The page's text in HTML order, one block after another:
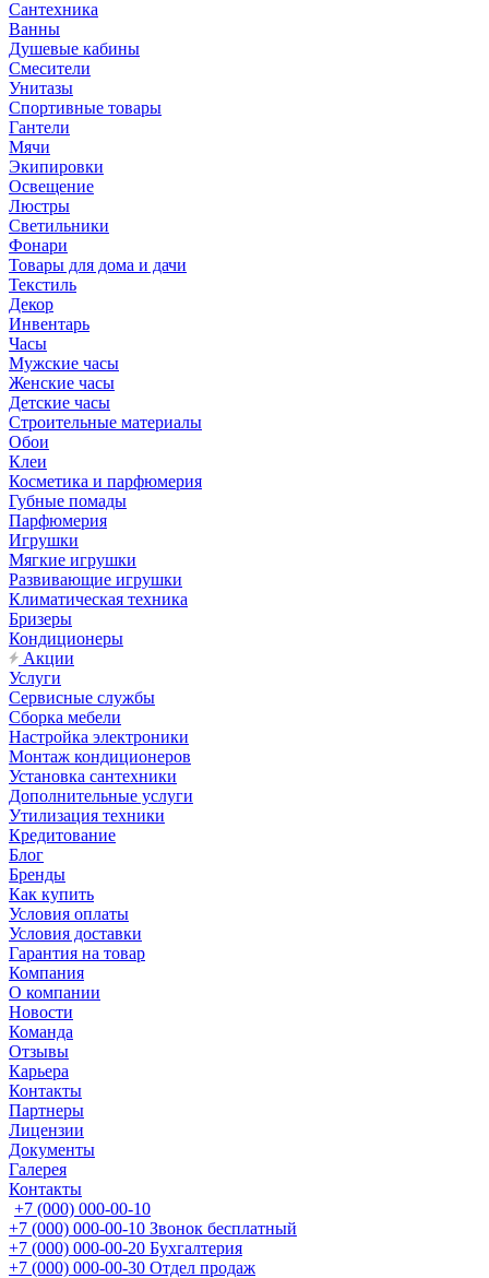
Сантехника
Ванны
Душевые кабины
Смесители
Унитазы
Спортивные товары
Гантели
Мячи
Экипировки
Освещение
Люстры
Светильники
Фонари
Товары для дома и дачи
Текстиль
Декор
Инвентарь
Часы
Мужские часы
Женские часы
Детские часы
Строительные материалы
Обои
Клеи
Косметика и парфюмерия
Губные помады
Парфюмерия
Игрушки
Мягкие игрушки
Развивающие игрушки
Климатическая техника
Бризеры
Кондиционеры
Акции
Услуги
Сервисные службы
Сборка мебели
Настройка электроники
Монтаж кондиционеров
Установка сантехники
Дополнительные услуги
Утилизация техники
Кредитование
Блог
Бренды
Как купить
Условия оплаты
Условия доставки
Гарантия на товар
Компания
О компании
Новости
Команда
Отзывы
Карьера
Контакты
Партнеры
Лицензии
Документы
Галерея
Контакты
+7 (000) 000-00-10
+7 (000) 000-00-10 Звонок бесплатный
+7 (000) 000-00-20 Бухгалтерия
+7 (000) 000-00-30 Отдел продаж